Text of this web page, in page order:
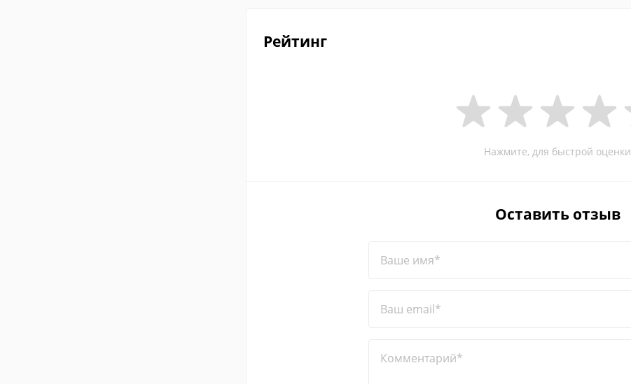
Рейтинг
Нажмите, для быстрой оценки
Оставить отзыв
Ваше имя*
Ваш email*
Комментарий*